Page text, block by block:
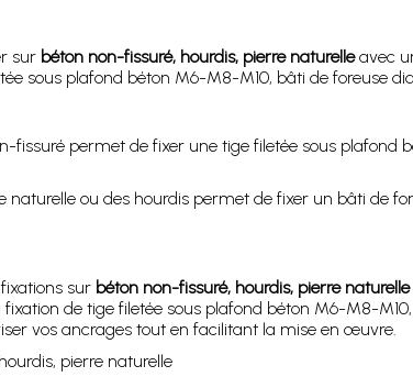
sur béton non-fissuré, hourdis, pierre naturelleavec
sous plafond béton M6-M8-M10, bâti de foreuse
fissuré permet de fixer une tige filetée sous
naturelle ou des hourdis permet de fixer un bâti de
sur béton non-fissuré, hourdis, pierre naturelle
de tige filetée sous plafond béton M6-M8-
vos ancrages tout en facilitant la mise en œuvre.
pierre naturelle